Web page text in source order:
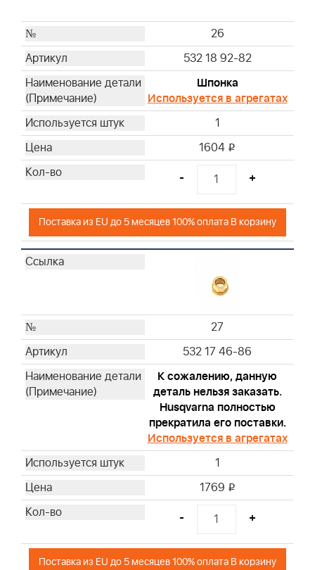
26
532 18 92-82
Шпонка
Используется в агрегатах
1
1604 i
- +
Поставка из EU до 5 месяцев 100% оплата В корзину
27
532 17 46-86
К сожалению, данную
деталь нельзя заказать.
Husqvarna полностью
прекратила его поставки.
Используется в агрегатах
1
1769 i
- +
Поставка из EU до 5 месяцев 100% оплата В корзину